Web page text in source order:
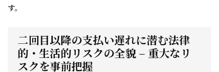
す。
二回目以降の支払い遅れに潜む法律
的・生活的リスクの全貌 – 重大なリ
スクを事前把握